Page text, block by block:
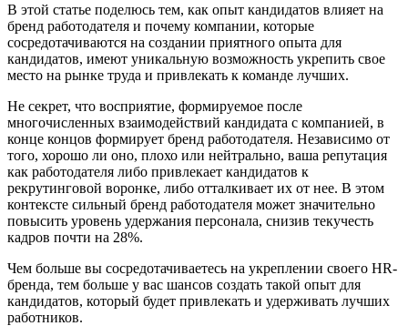
В этой статье поделюсь тем, как опыт кандидатов влияет на
бренд работодателя и почему компании, которые
сосредотачиваются на создании приятного опыта для
кандидатов, имеют уникальную возможность укрепить свое
место на рынке труда и привлекать к команде лучших.
Не секрет, что восприятие, формируемое после
многочисленных взаимодействий кандидата с компанией, в
конце концов формирует бренд работодателя. Независимо от
того, хорошо ли оно, плохо или нейтрально, ваша репутация
как работодателя либо привлекает кандидатов к
рекрутинговой воронке, либо отталкивает их от нее. В этом
контексте сильный бренд работодателя может значительно
повысить уровень удержания персонала, снизив текучесть
кадров почти на 28%.
Чем больше вы сосредотачиваетесь на укреплении своего HR-
бренда, тем больше у вас шансов создать такой опыт для
кандидатов, который будет привлекать и удерживать лучших
работников.